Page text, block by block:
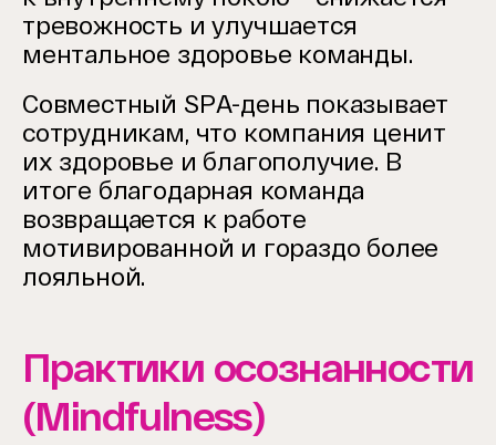
тревожность и улучшается
ментальное здоровье команды.
Совместный SPA-день показывает
сотрудникам, что компания ценит
их здоровье и благополучие. В
итоге благодарная команда
возвращается к работе
мотивированной и гораздо более
лояльной.
Практики осознанности
(Mindfulness)